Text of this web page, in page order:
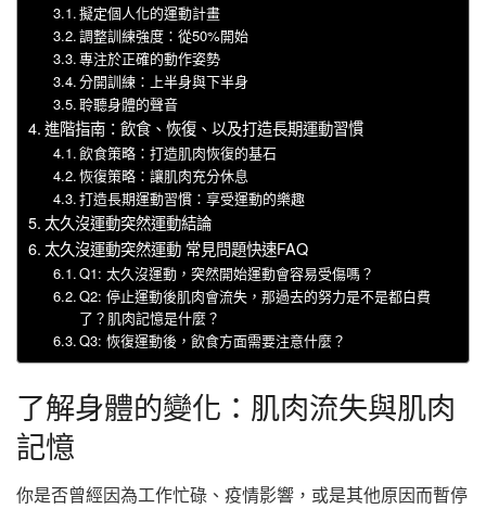
擬定個人化的運動計畫
調整訓練強度：從50%開始
專注於正確的動作姿勢
分開訓練：上半身與下半身
聆聽身體的聲音
進階指南：飲食、恢復、以及打造長期運動習慣
飲食策略：打造肌肉恢復的基石
恢復策略：讓肌肉充分休息
打造長期運動習慣：享受運動的樂趣
太久沒運動突然運動結論
太久沒運動突然運動 常見問題快速FAQ
Q1: 太久沒運動，突然開始運動會容易受傷嗎？
Q2: 停止運動後肌肉會流失，那過去的努力是不是都白費
了？肌肉記憶是什麼？
Q3: 恢復運動後，飲食方面需要注意什麼？
了解身體的變化：肌肉流失與肌肉
記憶
你是否曾經因為工作忙碌、疫情影響，或是其他原因而暫停